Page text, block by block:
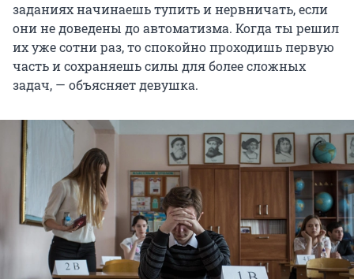
заданиях начинаешь тупить и нервничать, если
они не доведены до автоматизма. Когда ты решил
их уже сотни раз, то спокойно проходишь первую
часть и сохраняешь силы для более сложных
задач, — объясняет девушка.